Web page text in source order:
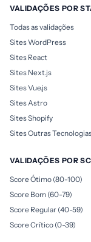
VALIDAÇÕES POR
Todas as validações
Sites WordPress
Sites React
Sites Next.js
Sites Vue.js
Sites Astro
Sites Shopify
Sites Outras
VALIDAÇÕES POR
Score Ótimo (80-100)
Score Bom (60-79)
Score Regular (40-59)
Score Crítico (0-39)